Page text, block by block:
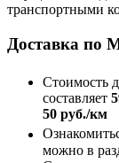
транспортными
Доставка по
Стоимость
составляет
50 руб./км
можно в